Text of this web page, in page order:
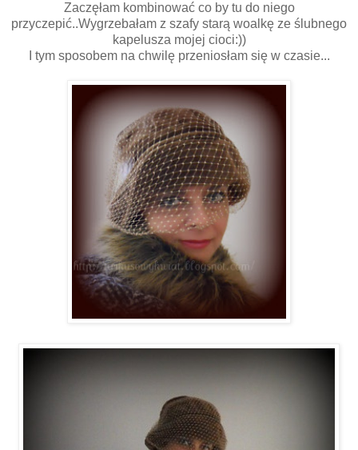
Zaczęłam kombinować co by tu do niego
przyczepić..Wygrzebałam z szafy starą woalkę ze ślubnego
kapelusza mojej cioci:))
I tym sposobem na chwilę przeniosłam się w czasie...